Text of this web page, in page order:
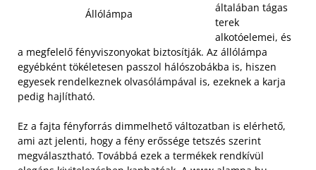
Állólámpa
általában tágas
terek
alkotóelemei, és
a megfelelő fényviszonyokat biztosítják. Az állólámpa
egyébként tökéletesen passzol hálószobákba is, hiszen
egyesek rendelkeznek olvasólámpával is, ezeknek a karja
pedig hajlítható.
Ez a fajta fényforrás dimmelhető változatban is elérhető,
ami azt jelenti, hogy a fény erőssége tetszés szerint
megválasztható. Továbbá ezek a termékek rendkívül